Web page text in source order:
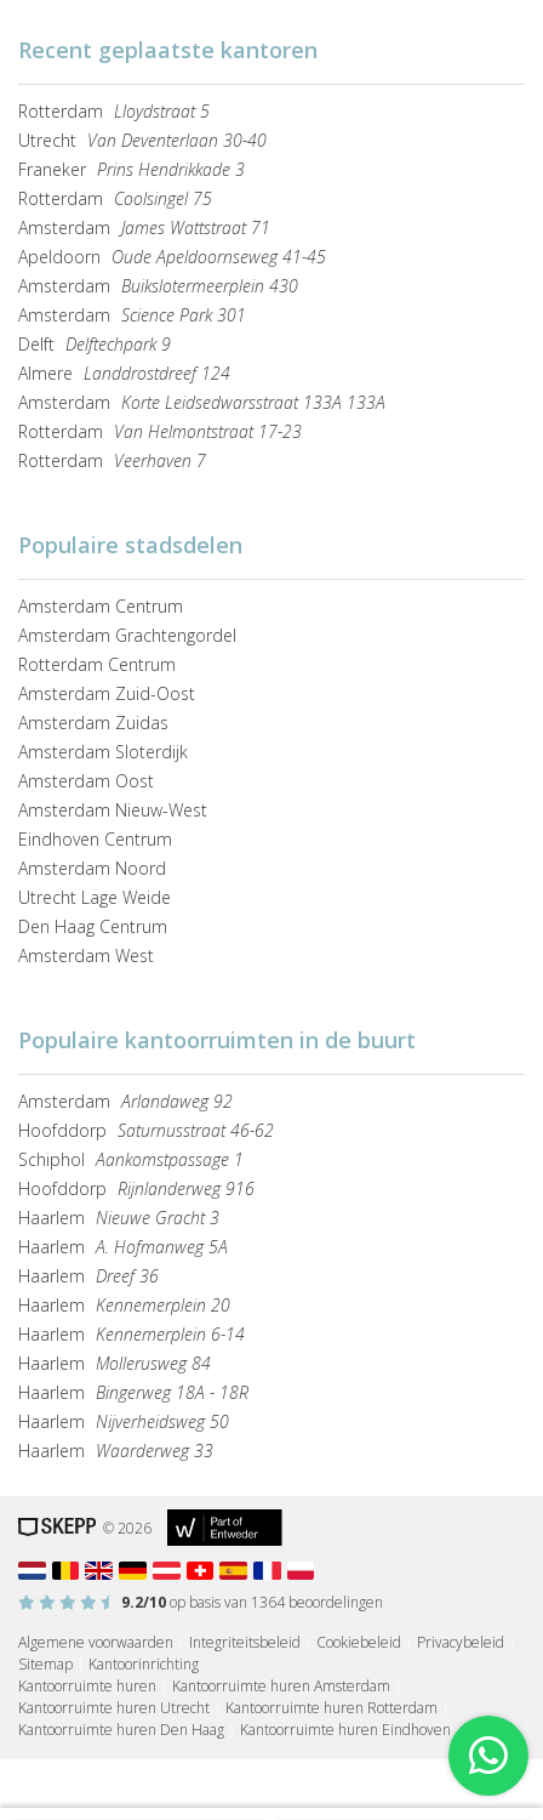
Recent geplaatste kantoren
Rotterdam Lloydstraat 5
Utrecht Van Deventerlaan 30-40
Franeker Prins Hendrikkade 3
Rotterdam Coolsingel 75
Amsterdam James Wattstraat 71
Apeldoorn Oude Apeldoornseweg 41-45
Amsterdam Buikslotermeerplein 430
Amsterdam Science Park 301
Delft Delftechpark 9
Almere Landdrostdreef 124
Amsterdam Korte Leidsedwarsstraat 133A 133A
Rotterdam Van Helmontstraat 17-23
Rotterdam Veerhaven 7
Populaire stadsdelen
Amsterdam Centrum
Amsterdam Grachtengordel
Rotterdam Centrum
Amsterdam Zuid-Oost
Amsterdam Zuidas
Amsterdam Sloterdijk
Amsterdam Oost
Amsterdam Nieuw-West
Eindhoven Centrum
Amsterdam Noord
Utrecht Lage Weide
Den Haag Centrum
Amsterdam West
Populaire kantoorruimten in de buurt
Amsterdam Arlandaweg 92
Hoofddorp Saturnusstraat 46-62
Schiphol Aankomstpassage 1
Hoofddorp Rijnlanderweg 916
Haarlem Nieuwe Gracht 3
Haarlem A. Hofmanweg 5A
Haarlem Dreef 36
Haarlem Kennemerplein 20
Haarlem Kennemerplein 6-14
Haarlem Mollerusweg 84
Haarlem Bingerweg 18A - 18R
Haarlem Nijverheidsweg 50
Haarlem Waarderweg 33
© 2026
9.2/10op basis van 1364beoordelingen
Algemene voorwaarden
Integriteitsbeleid Cookiebeleid Privacybeleid
Sitemap
Kantoorinrichting
Kantoorruimte huren
Kantoorruimte huren Amsterdam
Kantoorruimte huren Utrecht
Kantoorruimte huren Rotterdam
Kantoorruimte huren Den Haag
Kantoorruimte huren Eindhoven